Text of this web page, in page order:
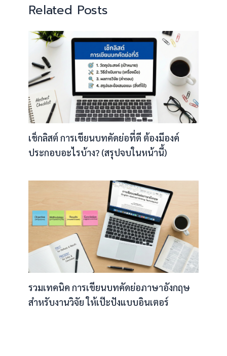
Related Posts
เช็กลิสต์ การเขียนบทคัดย่อที่ดี ต้องมีองค์
ประกอบอะไรบ้าง? (สรุปจบในหน้านี้)
รวมเทคนิค การเขียนบทคัดย่อภาษาอังกฤษ
สำหรับงานวิจัย ให้เป๊ะปังแบบอินเตอร์